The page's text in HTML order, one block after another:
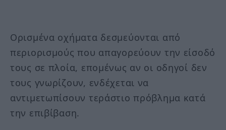
Ορισμένα οχήματα δεσμεύονται από
περιορισμούς που απαγορεύουν την είσοδό
τους σε πλοία, επομένως αν οι οδηγοί δεν
τους γνωρίζουν, ενδέχεται να
αντιμετωπίσουν τεράστιο πρόβλημα κατά
την επιβίβαση.